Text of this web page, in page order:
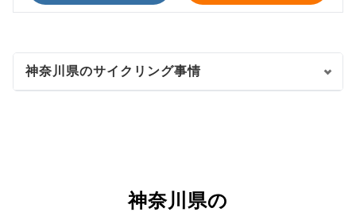
神奈川県のサイクリング事情
神奈川県の